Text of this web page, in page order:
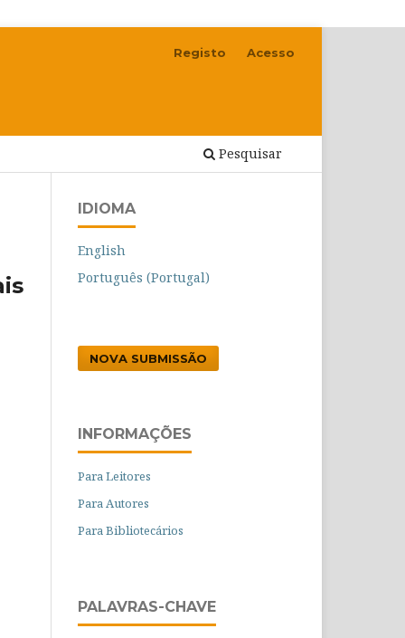
Pesquisar
Registo Acesso
IDIOMA
English
Português (Portugal)
NOVA SUBMISSÃO
INFORMAÇÕES
Para Leitores
Para Autores
Para Bibliotecários
PALAVRAS-CHAVE